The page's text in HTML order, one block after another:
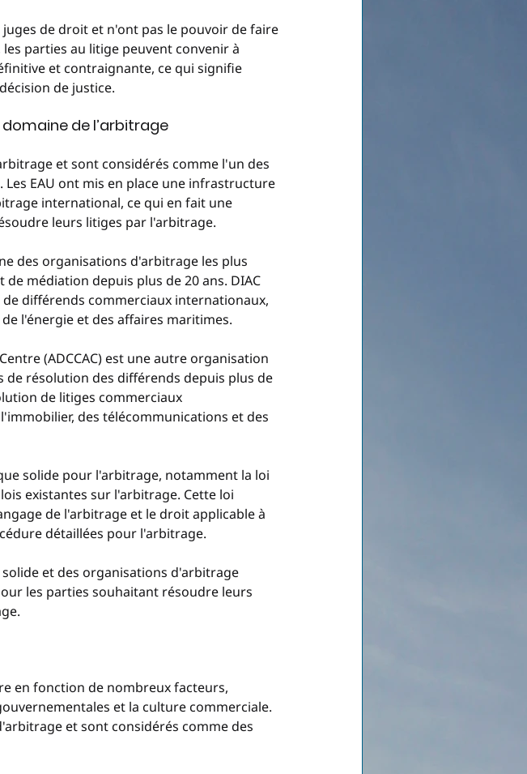
de droit et n'ont pas le pouvoir de faire
parties au litige peuvent convenir à
et contraignante, ce qui signifie
de justice.
de l’arbitrage
et sont considérés comme l'un des
EAU ont mis en place une infrastructure
international, ce qui en fait une
leurs litiges par l'arbitrage.
des organisations d'arbitrage les plus
médiation depuis plus de 20 ans. DIAC
différends commerciaux internationaux,
l'énergie et des affaires maritimes.
(ADCCAC) est une autre organisation
résolution des différends depuis plus de
de litiges commerciaux
des télécommunications et des
solide pour l'arbitrage, notamment la loi
existantes sur l'arbitrage. Cette loi
de l'arbitrage et le droit applicable à
détaillées pour l'arbitrage.
et des organisations d'arbitrage
les parties souhaitant résoudre leurs
en fonction de nombreux facteurs,
et la culture commerciale.
et sont considérés comme des